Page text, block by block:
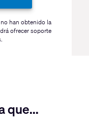
han obtenido la
ofrecer soporte
que...